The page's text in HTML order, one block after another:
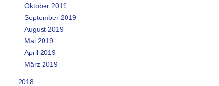
Oktober 2019
September 2019
August 2019
Mai 2019
April 2019
März 2019
2018